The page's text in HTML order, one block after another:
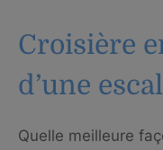
Croisière
d’une
Quelle meilleure